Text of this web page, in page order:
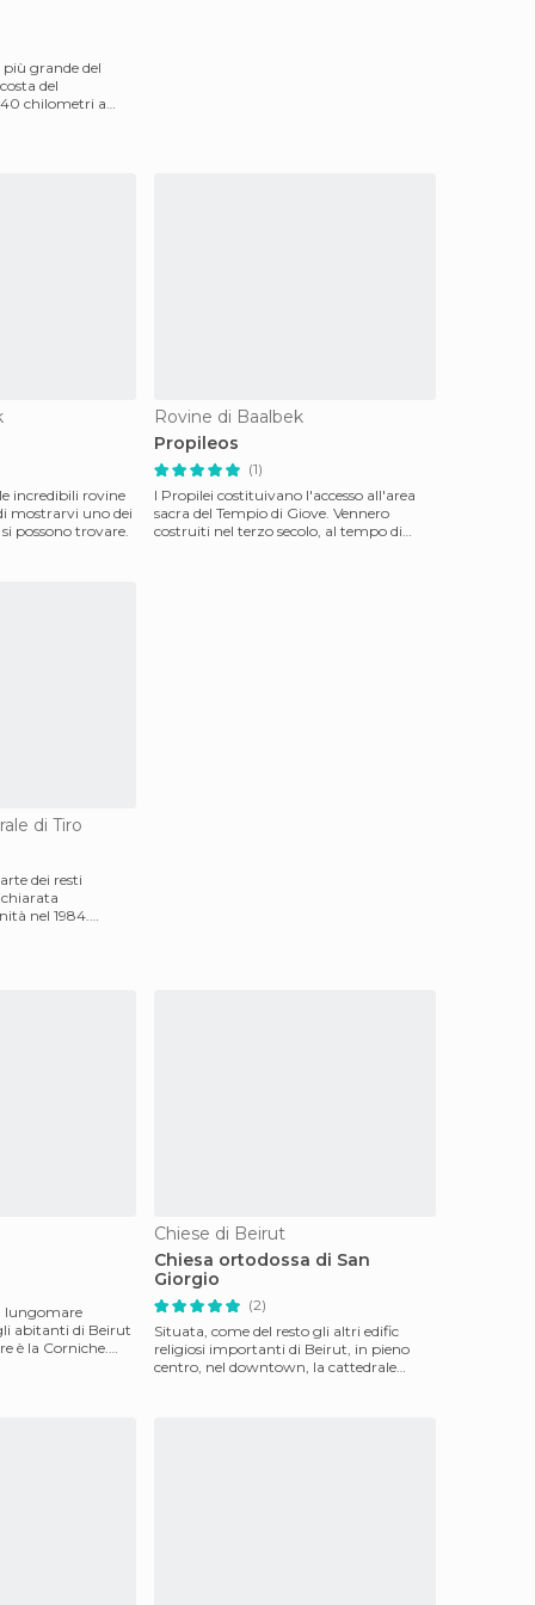
grande del
del
chilometri a
incredibili rovine
mostrarvi uno dei
possono trovare.
Rovine di Baalbek
Propileos
(1)
I Propilei costituivano l'accesso all'area
sacra del Tempio di Giove. Vennero
costruiti nel terzo secolo, al tempo di
di Tiro
dei resti
nel 1984.
lungomare
abitanti di Beirut
è la Corniche.
Chiese di Beirut
Chiesa ortodossa di San
Giorgio
(2)
Situata, come del resto gli altri edific
religiosi importanti di Beirut, in pieno
centro, nel downtown, la cattedrale